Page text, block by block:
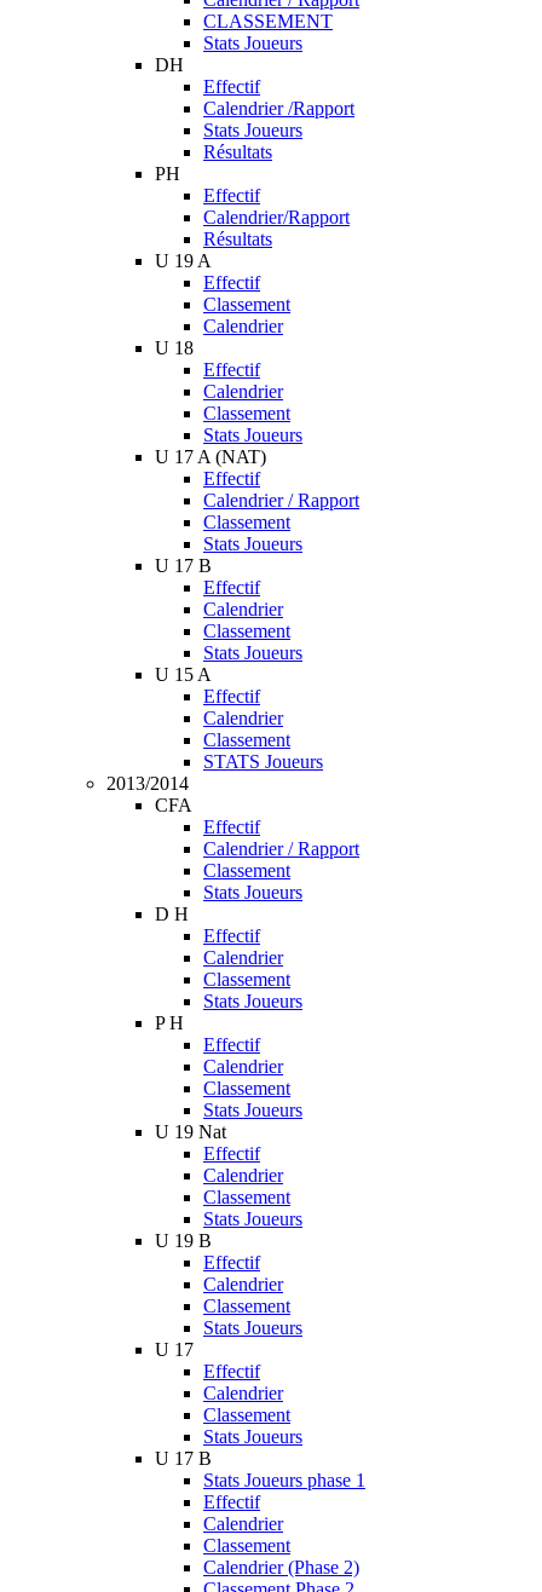
CLASSEMENT
Stats Joueurs
DH
Effectif
Calendrier /Rapport
Stats Joueurs
Résultats
PH
Effectif
Calendrier/Rapport
Résultats
U 19 A
Effectif
Classement
Calendrier
U 18
Effectif
Calendrier
Classement
Stats Joueurs
U 17 A (NAT)
Effectif
Calendrier / Rapport
Classement
Stats Joueurs
U 17 B
Effectif
Calendrier
Classement
Stats Joueurs
U 15 A
Effectif
Calendrier
Classement
STATS Joueurs
2013/2014
CFA
Effectif
Calendrier / Rapport
Classement
Stats Joueurs
D H
Effectif
Calendrier
Classement
Stats Joueurs
P H
Effectif
Calendrier
Classement
Stats Joueurs
U 19 Nat
Effectif
Calendrier
Classement
Stats Joueurs
U 19 B
Effectif
Calendrier
Classement
Stats Joueurs
U 17
Effectif
Calendrier
Classement
Stats Joueurs
U 17 B
Stats Joueurs phase 1
Effectif
Calendrier
Classement
Calendrier (Phase 2)